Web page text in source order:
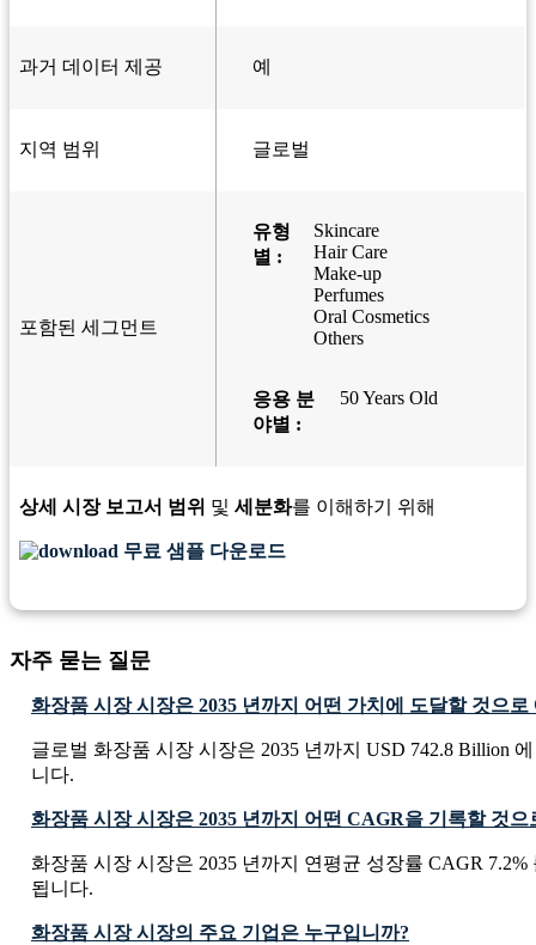
과거 데이터 제공 예
지역 범위 글로벌
포함된 세그먼트
유형
별 :
Skincare
Hair Care
Make-up
Perfumes
Oral Cosmetics
Others
응용 분
야별 :
50 Years Old
상세 시장 보고서 범위 및 세분화를 이해하기 위해
무료 샘플 다운로드
자주 묻는 질문
화장품 시장 시장은 2035 년까지 어떤 가치에 도달할 것으로
글로벌 화장품 시장 시장은 2035 년까지 USD 742.8 Billion
니다.
화장품 시장 시장은 2035 년까지 어떤 CAGR을 기록할 것으
화장품 시장 시장은 2035 년까지 연평균 성장률 CAGR
됩니다.
화장품 시장 시장의 주요 기업은 누구입니까?